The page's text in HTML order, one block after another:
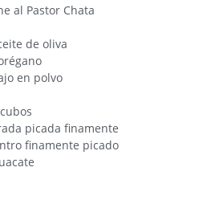
al Pastor Chata
de oliva
en polvo
picada finamente
finamente picado